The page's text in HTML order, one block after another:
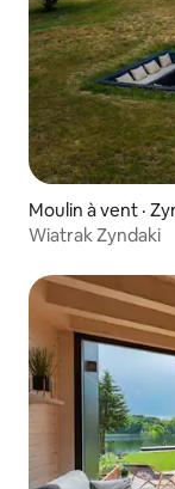
Moulin à vent ·
Wiatrak Zyndaki